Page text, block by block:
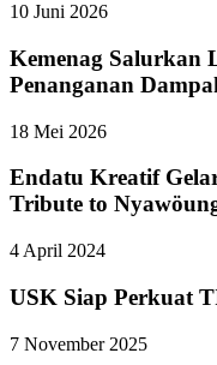
10 Juni 2026
Kemenag Salurkan
Penanganan
18 Mei 2026
Endatu Kreatif
Tribute to
4 April 2024
USK Siap Perkuat
7 November 2025